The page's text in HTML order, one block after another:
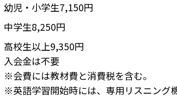
幼児・小学生7,150円
中学生8,250円
高校生以上9,350円
入会金は不要
※会費には教材費と消費税を含む。
※英語学習開始時には、専用リスニング